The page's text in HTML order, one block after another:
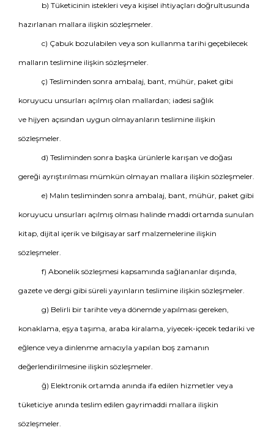
b) Tüketicinin istekleri veya kişisel ihtiyaçları doğrultusunda
hazırlanan mallara ilişkin sözleşmeler.
c) Çabuk bozulabilen veya son kullanma tarihi geçebilecek
malların teslimine ilişkin sözleşmeler.
ç) Tesliminden sonra ambalaj, bant, mühür, paket gibi
koruyucu unsurları açılmış olan mallardan; iadesi sağlık
ve hijyen açısından uygun olmayanların teslimine ilişkin
sözleşmeler.
d) Tesliminden sonra başka ürünlerle karışan ve doğası
gereği ayrıştırılması mümkün olmayan mallara ilişkin sözleşmeler.
e) Malın tesliminden sonra ambalaj, bant, mühür, paket gibi
koruyucu unsurları açılmış olması halinde maddi ortamda sunulan
kitap, dijital içerik ve bilgisayar sarf malzemelerine ilişkin
sözleşmeler.
f) Abonelik sözleşmesi kapsamında sağlananlar dışında,
gazete ve dergi gibi süreli yayınların teslimine ilişkin sözleşmeler.
g) Belirli bir tarihte veya dönemde yapılması gereken,
konaklama, eşya taşıma, araba kiralama, yiyecek-içecek tedariki ve
eğlence veya dinlenme amacıyla yapılan boş zamanın
değerlendirilmesine ilişkin sözleşmeler.
ğ) Elektronik ortamda anında ifa edilen hizmetler veya
tüketiciye anında teslim edilen gayrimaddi mallara ilişkin
sözleşmeler.